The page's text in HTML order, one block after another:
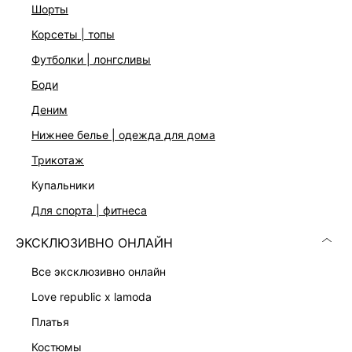
шорты
корсеты | топы
футболки | лонгсливы
боди
деним
нижнее белье | одежда для дома
трикотаж
купальники
для спорта | фитнеса
ЭКСКЛЮЗИВНО ОНЛАЙН
все эксклюзивно онлайн
love republic x lamoda
платья
костюмы
КОМПАНИЯ
КЛИЕНТАМ
ЛИЧНЫЙ КАБИНЕТ